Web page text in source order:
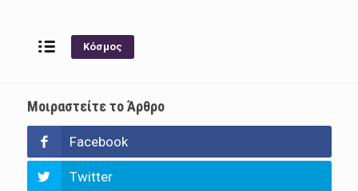
Κόσμος
Μοιραστείτε το Άρθρο
Facebook
Twitter